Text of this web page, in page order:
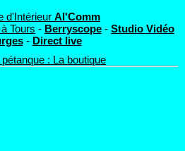
d'Intérieur Al'Comm
Tours - Berryscope - Studio Vidéo
- Direct live
: La boutique